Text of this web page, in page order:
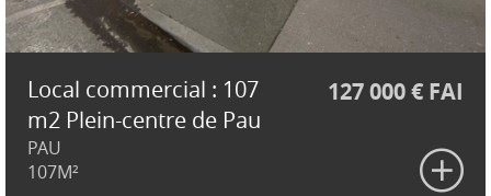
Local commercial : 107
m2 Plein-centre de Pau
127 000 € FAI
PAU
107M²